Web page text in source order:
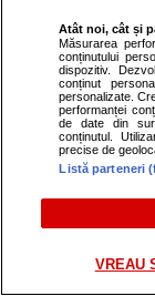
putea fi
protejată de
niște
Atât noi, cât și
Măsurarea
conținutului
dispozitiv.
conținut
personalizate.
performanței
de date din
conținutul.
precise de
Listă parteneri
VREAU